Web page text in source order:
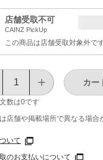
店舗受取不可
CAINZ PickUp
この商品は店舗受取対象外で
数は0です
カー
店舗や​掲載場所で​異なる​場合
いて
のお支払いについて